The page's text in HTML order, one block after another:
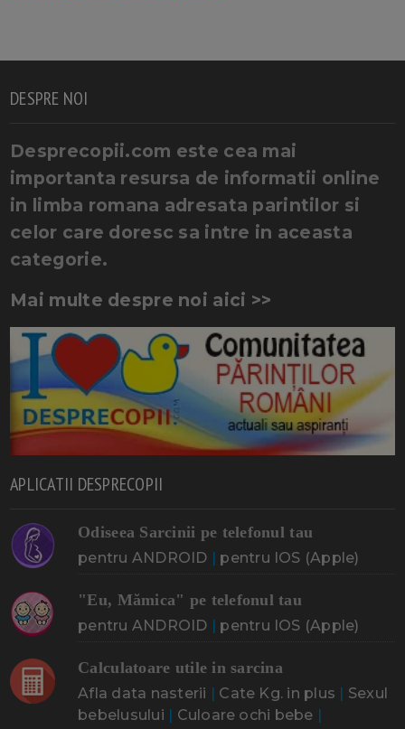
DESPRE NOI
Desprecopii.com este cea mai
importanta resursa de informatii online
in limba romana adresata parintilor si
celor care doresc sa intre in aceasta
categorie.
Mai multe despre noi aici >>
APLICATII DESPRECOPII
Odiseea Sarcinii pe telefonul tau
pentru ANDROID | pentru IOS (Apple)
"Eu, Mămica" pe telefonul tau
pentru ANDROID | pentru IOS (Apple)
Calculatoare utile in sarcina
Afla data nasterii | Cate Kg. in plus | Sexul
bebelusului | Culoare ochi bebe |